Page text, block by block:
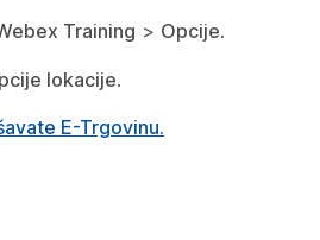
Training > Opcije.
lokacije.
E-Trgovinu.